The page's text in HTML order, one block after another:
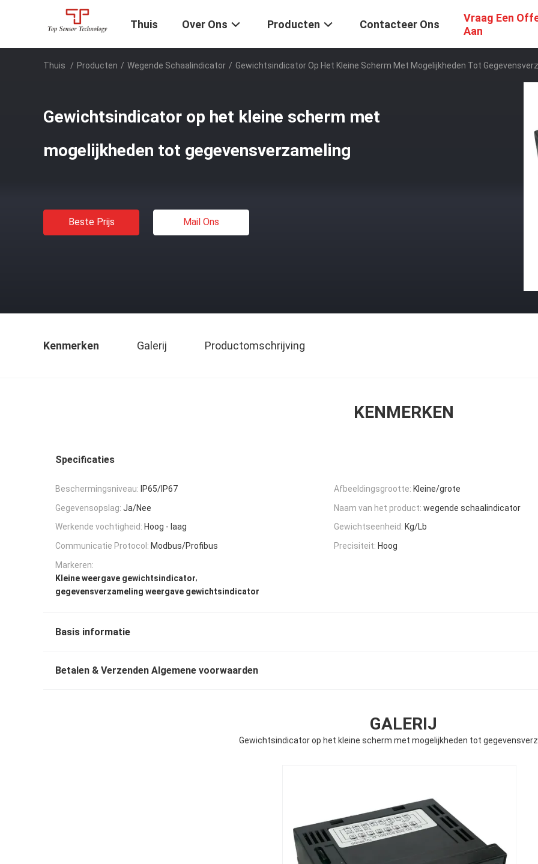
Thuis Over Ons Producten Contacteer Ons
Vraag Een
Aan
Thuis / Producten / Wegende Schaalindicator / Gewichtsindicator Op Het Kleine Scherm Met Mogelijkheden Tot
Gewichtsindicator op het kleine scherm met
mogelijkheden tot gegevensverzameling
Beste Prijs Mail Ons
Kenmerken Galerij Productomschrijving
KENMERKEN
Specificaties
Beschermingsniveau: IP65/IP67 Afbeeldingsgrootte: Kleine/grote
Gegevensopslag: Ja/Nee Naam van het product: wegende schaalindicator
Werkende vochtigheid: Hoog - laag Gewichtseenheid: Kg/Lb
Communicatie Protocol: Modbus/Profibus Precisiteit: Hoog
Markeren:
Kleine weergave gewichtsindicator,
gegevensverzameling weergave gewichtsindicator
Basis informatie
Betalen & Verzenden Algemene voorwaarden
GALERIJ
Gewichtsindicator op het kleine scherm met mogelijkheden tot